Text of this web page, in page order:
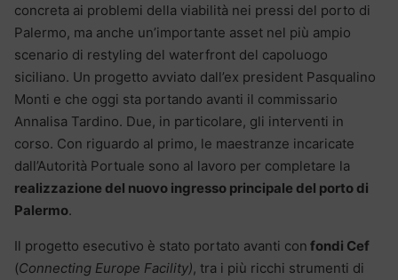
concreta ai problemi della viabilità nei pressi del porto di
Palermo, ma anche un’importante asset nel più ampio
scenario di restyling del waterfront del capoluogo
siciliano. Un progetto avviato dall’ex president Pasqualino
Monti e che oggi sta portando avanti il commissario
Annalisa Tardino. Due, in particolare, gli interventi in
corso. Con riguardo al primo, le maestranze incaricate
dall’Autorità Portuale sono al lavoro per completare la
realizzazione del nuovo ingresso principale del porto di
Palermo.
Il progetto esecutivo è stato portato avanti con fondi Cef
(Connecting Europe Facility), tra i più ricchi stru­menti di